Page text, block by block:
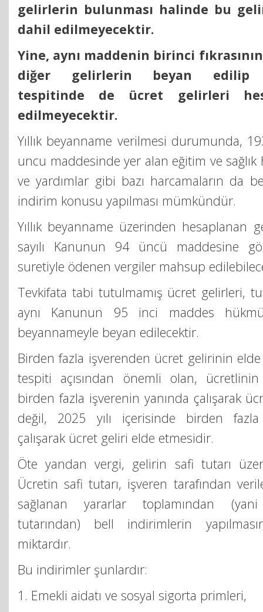
gelirlerin bulunması halinde bu
dahil edilmeyecektir.
Yine, aynı maddenin birinci
diğer gelirlerin beyan edilip
tespitinde de ücret gelirleri
edilmeyecektir.
Yıllık beyanname verilmesi durumunda,
uncu maddesinde yer alan eğitim ve sağlık
ve yardımlar gibi bazı harcamaların da
indirim konusu yapılması mümkündür.
Yıllık beyanname üzerinden hesaplanan
sayılı Kanunun 94 üncü maddesine
suretiyle ödenen vergiler mahsup
Tevkifata tabi tutulmamış ücret gelirleri,
aynı Kanunun 95 inci maddes
beyannameyle beyan edilecektir.
Birden fazla işverenden ücret gelirinin
tespiti açısından önemli olan,
birden fazla işverenin yanında çalışarak
değil, 2025 yılı içerisinde birden
çalışarak ücret geliri elde etmesidir.
Öte yandan vergi, gelirin safi tutarı
Ücretin safi tutarı, işveren tarafından
sağlanan yararlar toplamından
tutarından) bell indirimlerin
miktardır.
Bu indirimler şunlardır:
1. Emekli aidatı ve sosyal sigorta primleri,